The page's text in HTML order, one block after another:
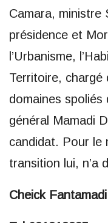
Camara, ministre
présidence et
l’Urbanisme,
Territoire, chargé
domaines spoliés
général Mamadi
candidat. Pour le
transition lui, n’a
Cheick